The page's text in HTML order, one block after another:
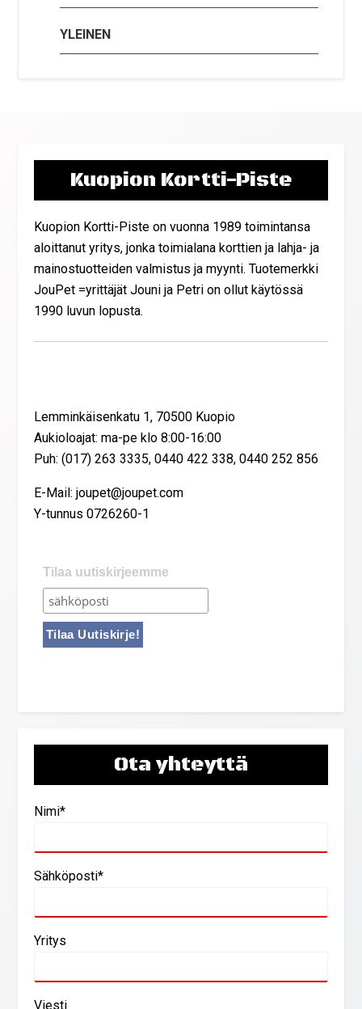
YLEINEN
Kuopion Kortti-Piste
Kuopion Kortti-Piste on vuonna 1989 toimintansa
aloittanut yritys, jonka toimialana korttien ja lahja- ja
mainostuotteiden valmistus ja myynti. Tuotemerkki
JouPet =yrittäjät Jouni ja Petri on ollut käytössä
1990 luvun lopusta.
Lemminkäisenkatu 1, 70500 Kuopio
Aukioloajat: ma-pe klo 8:00-16:00
Puh: (017) 263 3335, 0440 422 338, 0440 252 856
E-Mail: joupet@joupet.com
Y-tunnus 0726260-1
Tilaa uutiskirjeemme
Ota yhteyttä
Nimi*
Sähköposti*
Yritys
Viesti